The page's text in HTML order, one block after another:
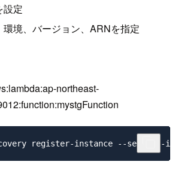
設定
環境、バージョン、ARNを指定
northeast-